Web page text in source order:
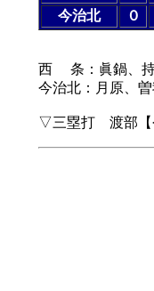
今治北
０
西 条：眞鍋、
今治北：月原、
▽三塁打 渡部